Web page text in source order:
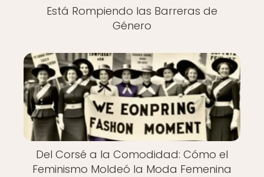
Está Rompiendo las Barreras de
Género
Del Corsé a la Comodidad: Cómo el
Feminismo Moldeó la Moda Femenina